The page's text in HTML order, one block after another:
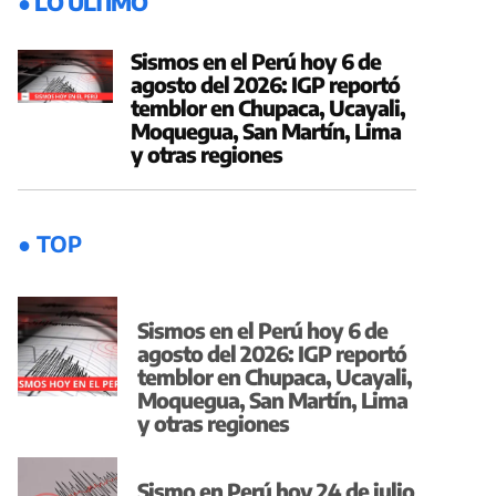
Sismos en el Perú hoy 6 de
agosto del 2026: IGP reportó
temblor en Chupaca, Ucayali,
Moquegua, San Martín, Lima
y otras regiones
● TOP
Sismos en el Perú hoy 6 de
agosto del 2026: IGP reportó
temblor en Chupaca, Ucayali,
Moquegua, San Martín, Lima
y otras regiones
Sismo en Perú hoy 24 de julio